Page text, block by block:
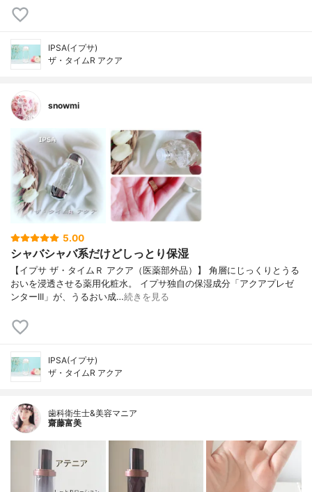
IPSA(イプサ)
ザ・タイムR アクア
snowmi
5.00
シャバシャバ系だけどしっとり保湿
【イプサ ザ・タイムＲ アクア（医薬部外品）】 角層にじっくりとうる
おいを浸透させる薬用化粧水。 イプサ独自の保湿成分「アクアプレゼ
ンターIII」が、うるおい成…続きを見る
IPSA(イプサ)
ザ・タイムR アクア
歯科衛生士&美容マニア
齋藤富美